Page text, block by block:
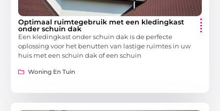
Optimaal ruimtegebruik met een kledingkast
onder schuin dak
Een kledingkast onder schuin dak is de perfecte
oplossing voor het benutten van lastige ruimtes in uw
huis met een schuin dak of een schuin
Woning En Tuin